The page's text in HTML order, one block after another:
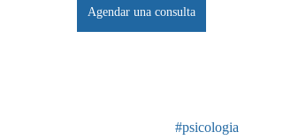
Agendar una consulta
#psicologia